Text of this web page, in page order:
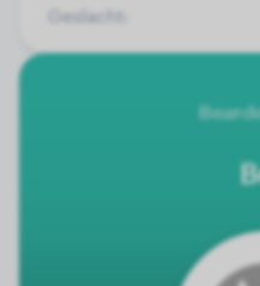
Geslacht: